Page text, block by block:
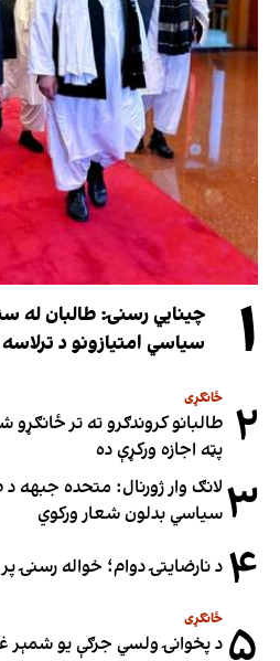
۱
چینایي رسنۍ: طالبان له
سیاسي امتیازونو د ترلاسه
۲ ځانګړی
طالبانو کروندګرو ته تر ځانګړو
پټه اجازه ورکړې ده
۳ لانګ وار ژورنال: متحده جبهه
سیاسي بدلون شعار ورکوي
۴ د نارضایتۍ دوام؛ خواله رسنۍ
ځانګړی
د پخوانۍ ولسي جرګې یو شمېر